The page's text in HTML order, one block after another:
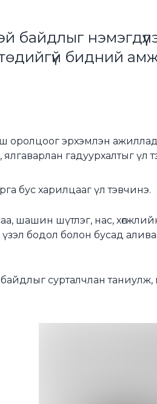
байдлыг
бидний
оролцоог эрхэмлэн
гадуурхалтыг үл
бус харилцааг үл тэвчинэ.
шашин шүтлэг, нас,
бодол болон бусад
байдлыг сурталчлан